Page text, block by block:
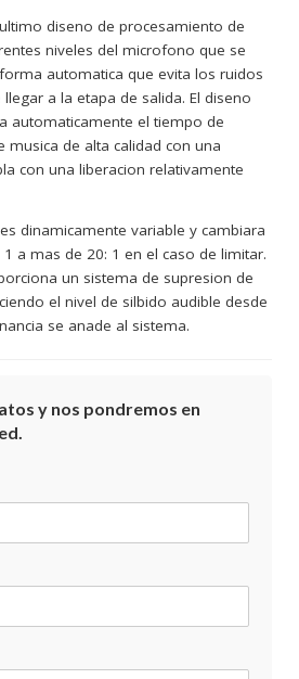
diseno de procesamiento de
niveles del microfono que se
automatica que evita los ruidos
a la etapa de salida. El diseno
automaticamente el tiempo de
musica de alta calidad con una
con una liberacion relativamente
dinamicamente variable y cambiara
a mas de 20: 1 en el caso de limitar.
un sistema de supresion de
el nivel de silbido audible desde
se anade al sistema.
y nos pondremos en